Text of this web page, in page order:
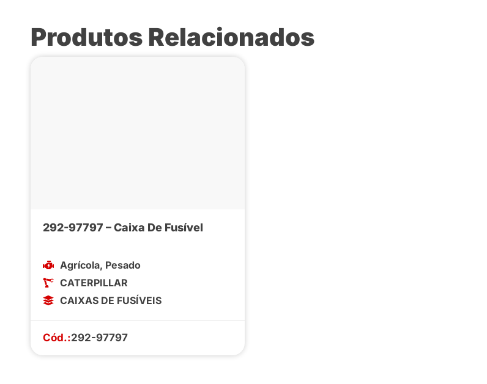
Produtos Relacionados
292-97797 – Caixa De Fusível
Agrícola, Pesado
CATERPILLAR
CAIXAS DE FUSÍVEIS
Cód.:292-97797